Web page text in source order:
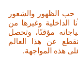
حب الظهور والشعور
الداخلية وغيرها من
مؤقتًا، وتحصل
عن هذا العالم
على هذه المواجهة.